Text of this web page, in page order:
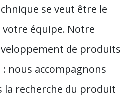
se veut être le
équipe. Notre
de produits
nous accompagnons
la recherche du produit